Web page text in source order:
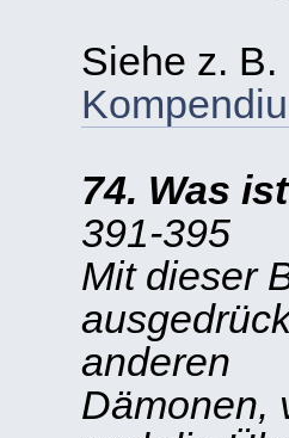
Siehe z.
74. Was
391-395
Mit dieser
anderen
Dämonen,